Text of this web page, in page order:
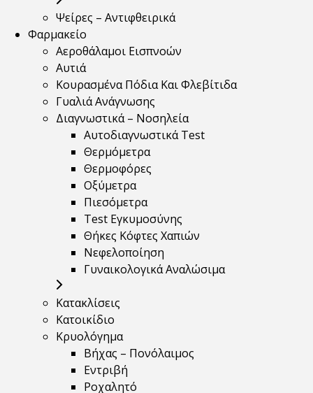
Ψείρες – Αντιφθειρικά
Φαρμακείο
Αεροθάλαμοι Εισπνοών
Αυτιά
Κουρασμένα Πόδια Και Φλεβίτιδα
Γυαλιά Ανάγνωσης
Διαγνωστικά – Νοσηλεία
Αυτοδιαγνωστικά Test
Θερμόμετρα
Θερμοφόρες
Οξύμετρα
Πιεσόμετρα
Test Εγκυμοσύνης
Θήκες Κόφτες Χαπιών
Νεφελοποίηση
Γυναικολογικά Αναλώσιμα
Κατακλίσεις
Κατοικίδιο
Κρυολόγημα
Βήχας – Πονόλαιμος
Εντριβή
Ροχαλητό